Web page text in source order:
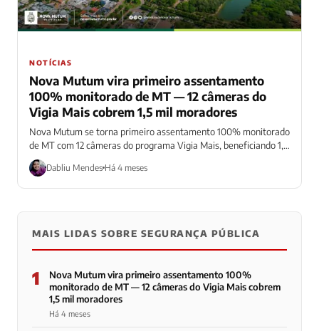
NOTÍCIAS
Nova Mutum vira primeiro assentamento
100% monitorado de MT — 12 câmeras do
Vigia Mais cobrem 1,5 mil moradores
Nova Mutum se torna primeiro assentamento 100% monitorado
de MT com 12 câmeras do programa Vigia Mais, beneficiando 1,5
mil moradores rurais.
Dabliu Mendes Há 4 meses
MAIS LIDAS SOBRE SEGURANÇA PÚBLICA
1
Nova Mutum vira primeiro assentamento 100%
monitorado de MT — 12 câmeras do Vigia Mais cobrem
1,5 mil moradores
Há 4 meses